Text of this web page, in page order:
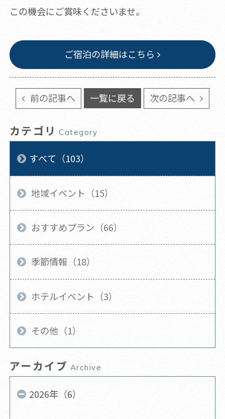
この機会にご賞味くださいませ。
ご宿泊の詳細はこちら
前の記事へ 一覧に戻る 次の記事へ
カテゴリ Category
すべて（103）
地域イベント（15）
おすすめプラン（66）
季節情報（18）
ホテルイベント（3）
その他（1）
アーカイブ Archive
2026年（6）